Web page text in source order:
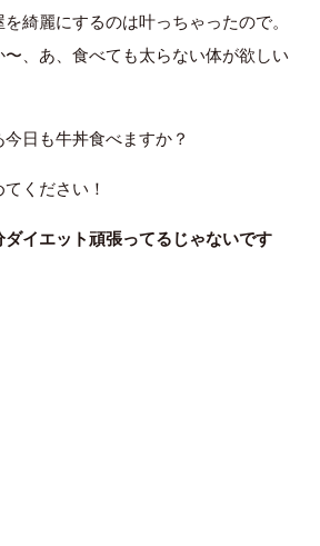
綺麗にするのは叶っちゃったので。
、あ、食べても太らない体が欲しい
今日も牛丼食べますか？
ください！
イエット頑張ってるじゃないです